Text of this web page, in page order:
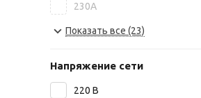
230А
240А
300А
315А
Показать все (23)
Напряжение сети
220 В